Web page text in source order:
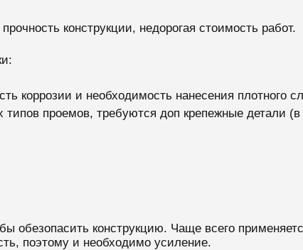
конструкции, недорогая стоимость работ.
коррозии и необходимость нанесения плотного
типов проемов, требуются доп крепежные детали (в
обезопасить конструкцию. Чаще всего
поэтому и необходимо усиление.